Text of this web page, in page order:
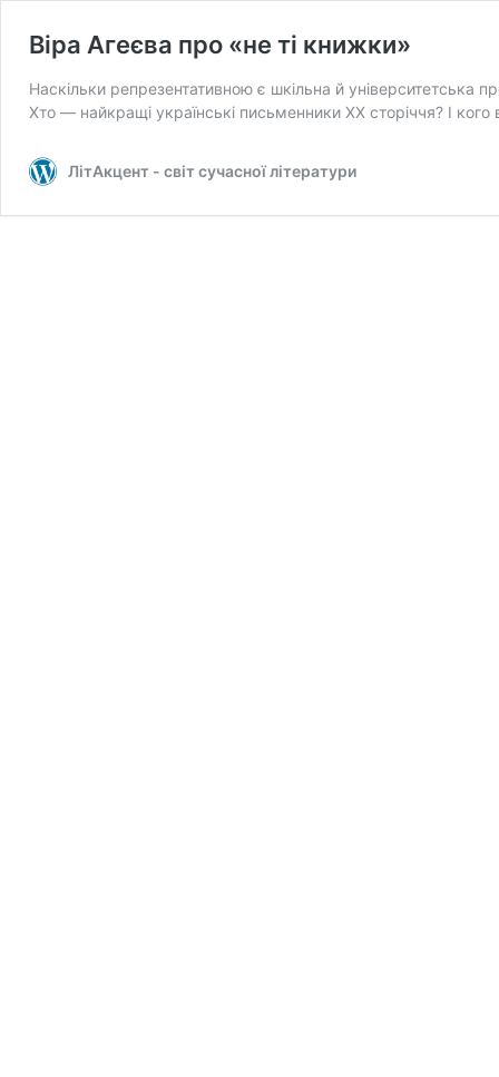
Віра Агеєва про «не ті книжки»
Наскільки репрезентативною є шкільна й університетська
Хто — найкращі українські письменники ХХ сторіччя? І
ЛітАкцент - світ сучасної літератури